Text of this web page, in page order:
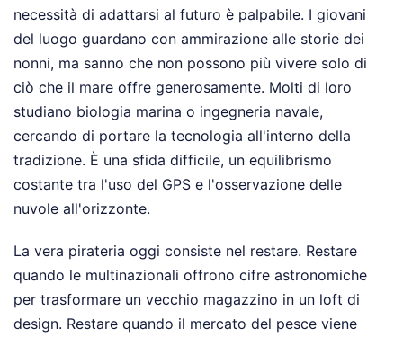
necessità di adattarsi al futuro è palpabile. I giovani
del luogo guardano con ammirazione alle storie dei
nonni, ma sanno che non possono più vivere solo di
ciò che il mare offre generosamente. Molti di loro
studiano biologia marina o ingegneria navale,
cercando di portare la tecnologia all'interno della
tradizione. È una sfida difficile, un equilibrismo
costante tra l'uso del GPS e l'osservazione delle
nuvole all'orizzonte.
La vera pirateria oggi consiste nel restare. Restare
quando le multinazionali offrono cifre astronomiche
per trasformare un vecchio magazzino in un loft di
design. Restare quando il mercato del pesce viene